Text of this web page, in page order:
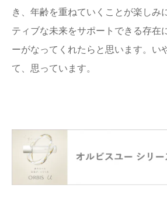
き、年齢を重ねていくことが楽しみ
ティブな未来をサポートできる存在
ーがなってくれたらと思います。い
て、思っています。